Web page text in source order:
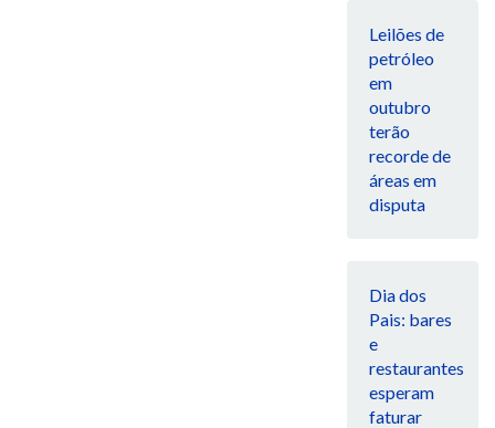
Leilões de
petróleo
em
outubro
terão
recorde de
áreas em
disputa
Dia dos
Pais: bares
e
restaurantes
esperam
faturar